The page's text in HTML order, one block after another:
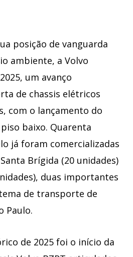
posição de vanguarda
ambiente, a Volvo
um avanço
de chassis elétricos
com o lançamento do
baixo. Quarenta
já foram comercializadas
Brígida (20 unidades)
duas importantes
de transporte de
Paulo.
de 2025 foi o início da